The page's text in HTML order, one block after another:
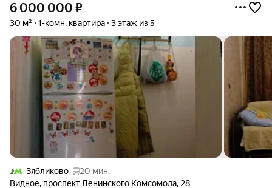
6 000 000 ₽
30 м² 1-комн. квартира 3 этаж из 5
Зябликово
20 мин.
Видное, проспект Ленинского Комсомола, 28